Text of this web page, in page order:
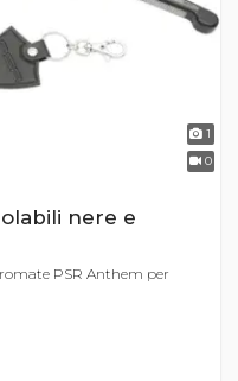
1
0
nere e
PSR Anthem per